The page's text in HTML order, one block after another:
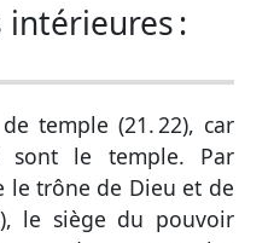
:
temple (21. 22), car
sont le temple. Par
le trône de Dieu et de
), le siège du pouvoir